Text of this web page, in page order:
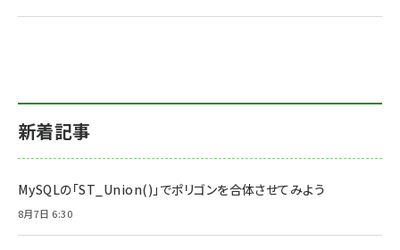
新着記事
MySQLの「ST_Union()」でポリゴンを合体させてみよう
8月7日 6:30